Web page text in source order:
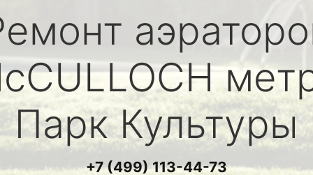
Парк Культуры
+7 (499) 113-44-73